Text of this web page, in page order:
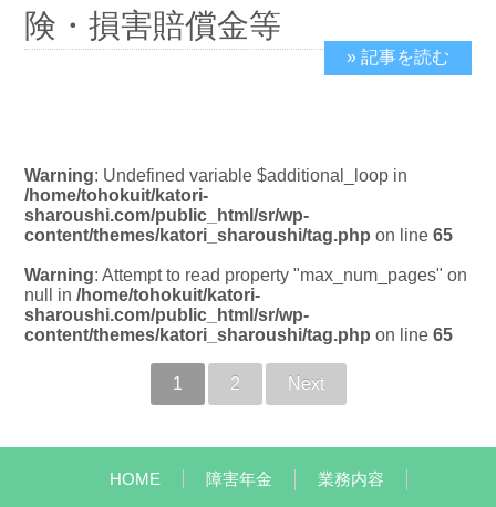
険・損害賠償金等
2019/2/19
» 記事を読む
Warning: Undefined variable $additional_loop in
/home/tohokuit/katori-
sharoushi.com/public_html/sr/wp-
content/themes/katori_sharoushi/tag.php on line65
Warning: Attempt to read property "max_num_pages" on
null in/home/tohokuit/katori-
sharoushi.com/public_html/sr/wp-
content/themes/katori_sharoushi/tag.php on line65
1 2 Next
HOME 障害年金 業務内容